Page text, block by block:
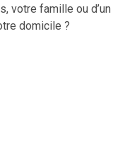
votre famille ou d’un
domicile ?